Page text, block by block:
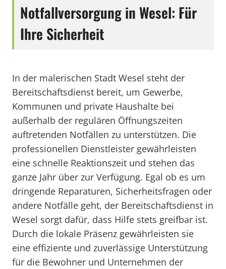
Notfallversorgung in Wesel: Für
Ihre Sicherheit
In der malerischen Stadt Wesel steht der
Bereitschaftsdienst bereit, um Gewerbe,
Kommunen und private Haushalte bei
außerhalb der regulären Öffnungszeiten
auftretenden Notfällen zu unterstützen. Die
professionellen Dienstleister gewährleisten
eine schnelle Reaktionszeit und stehen das
ganze Jahr über zur Verfügung. Egal ob es um
dringende Reparaturen, Sicherheitsfragen oder
andere Notfälle geht, der Bereitschaftsdienst in
Wesel sorgt dafür, dass Hilfe stets greifbar ist.
Durch die lokale Präsenz gewährleisten sie
eine effiziente und zuverlässige Unterstützung
für die Bewohner und Unternehmen der